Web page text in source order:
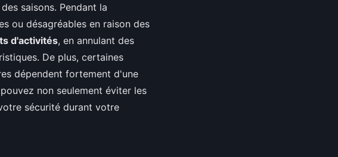
saisons. Pendant la
ou désagréables en raison des
d'activités, en annulant des
De plus, certaines
dépendent fortement d'une
non seulement éviter les
sécurité durant votre